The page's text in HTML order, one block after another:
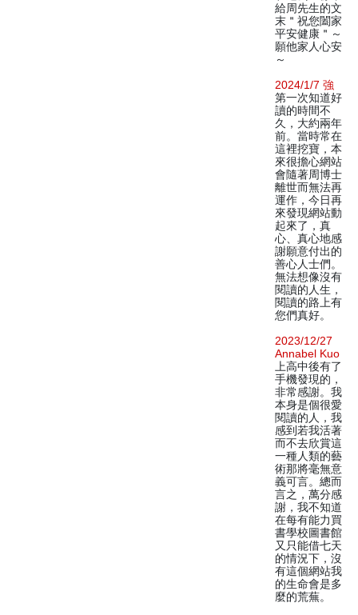
給周先生的文
末＂祝您闔家
平安健康＂～
願他家人心安
～
2024/1/7 強
第一次知道好
讀的時間不
久，大約兩年
前。當時常在
這裡挖寶，本
來很擔心網站
會隨著周博士
離世而無法再
運作，今日再
來發現網站動
起來了，真
心、真心地感
謝願意付出的
善心人士們。
無法想像沒有
閱讀的人生，
閱讀的路上有
您們真好。
2023/12/27
Annabel Kuo
上高中後有了
手機發現的，
非常感謝。我
本身是個很愛
閱讀的人，我
感到若我活著
而不去欣賞這
一種人類的藝
術那將毫無意
義可言。總而
言之，萬分感
謝，我不知道
在每有能力買
書學校圖書館
又只能借七天
的情況下，沒
有這個網站我
的生命會是多
麼的荒蕪。